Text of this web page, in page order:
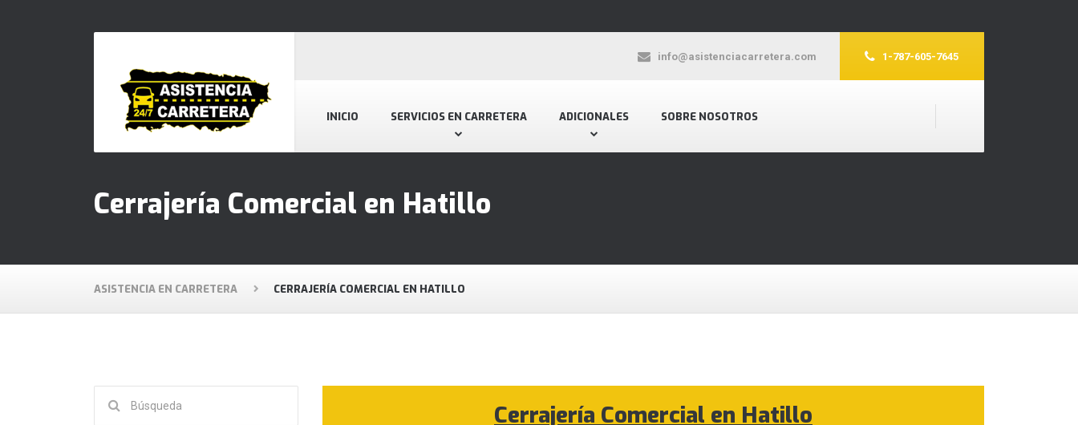
INICIO SERVICIOS EN CARRETERA ADICIONALES SOBRE NOSOTROS
info@asistenciacarretera.com 1-787-605-7645
Cerrajería Comercial en Hatillo
ASISTENCIA EN CARRETERA CERRAJERÍA COMERCIAL EN HATILLO
Cerrajería Comercial en Hatillo